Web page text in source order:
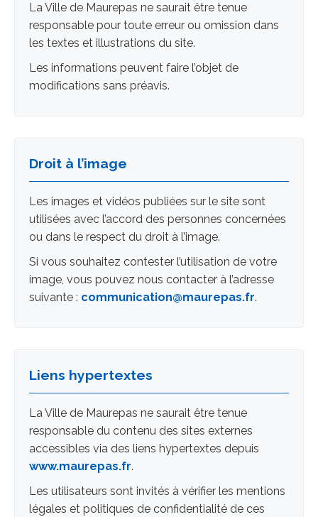
La Ville de Maurepas ne saurait être tenue
responsable pour toute erreur ou omission dans
les textes et illustrations du site.
Les informations peuvent faire l’objet de
modifications sans préavis.
Droit à l’image
Les images et vidéos publiées sur le site sont
utilisées avec l’accord des personnes concernées
ou dans le respect du droit à l’image.
Si vous souhaitez contester l’utilisation de votre
image, vous pouvez nous contacter à l’adresse
suivante : communication@maurepas.fr.
Liens hypertextes
La Ville de Maurepas ne saurait être tenue
responsable du contenu des sites externes
accessibles via des liens hypertextes depuis
www.maurepas.fr.
Les utilisateurs sont invités à vérifier les mentions
légales et politiques de confidentialité de ces